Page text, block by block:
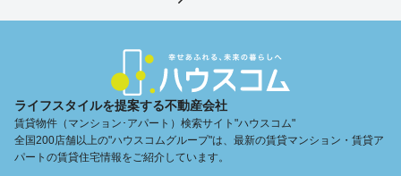
ライフスタイルを提案する不動産会社
賃貸物件（マンション･アパート）検索サイト"ハウスコム"
全国200店舗以上の"ハウスコムグループ"は、最新の賃貸マンション・賃貸ア
パートの賃貸住宅情報をご紹介しています。